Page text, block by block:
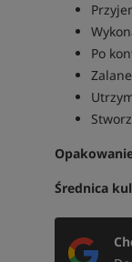
Po
Średnica